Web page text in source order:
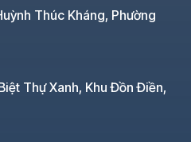
Thúc Kháng, Phường
Thự Xanh, Khu Đồn Điền,